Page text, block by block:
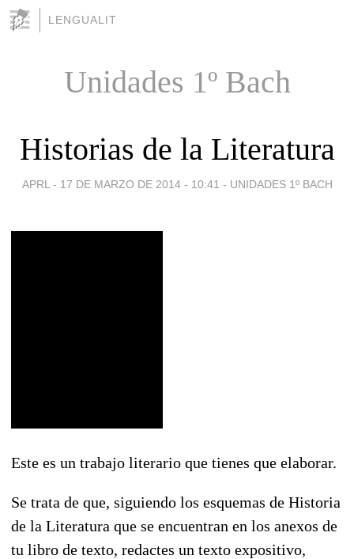
LENGUALIT
Unidades 1º Bach
Historias de la Literatura
APRL - 17 DE MARZO DE 2014 - 10:41 - UNIDADES 1º BACH
Este es un trabajo literario que tienes que elaborar.
Se trata de que, siguiendo los esquemas de Historia
de la Literatura que se encuentran en los anexos de
tu libro de texto, redactes un texto expositivo,